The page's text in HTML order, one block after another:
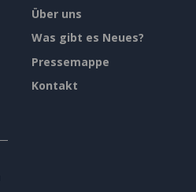
Über uns
Was gibt es Neues?
Pressemappe
Kontakt